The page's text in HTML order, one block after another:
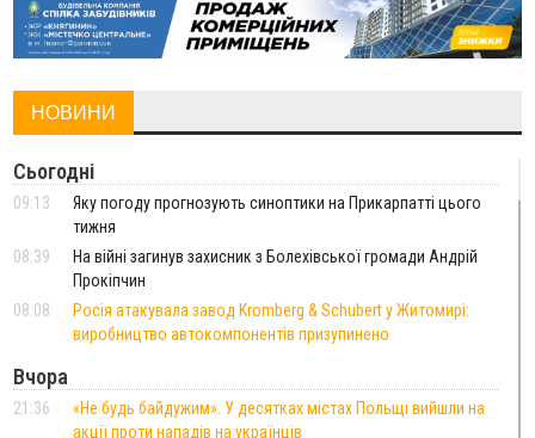
НОВИНИ
Сьогодні
09:13
Яку погоду прогнозують синоптики на Прикарпатті цього
тижня
08:39
На війні загинув захисник з Болехівської громади Андрій
Прокіпчин
08:08
Росія атакувала завод Kromberg & Schubert у Житомирі:
виробництво автокомпонентів призупинено
Вчора
21:36
«Не будь байдужим». У десятках містах Польщі вийшли на
акції проти нападів на українців